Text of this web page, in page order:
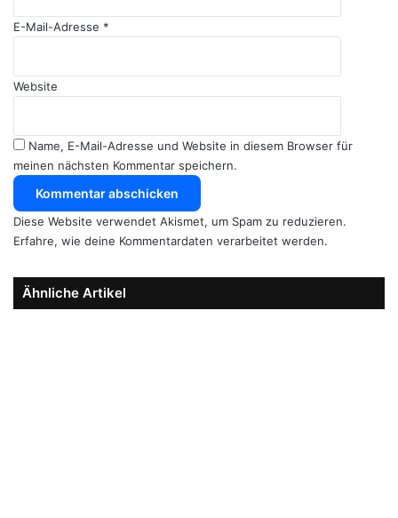
E-Mail-Adresse *
Website
Name, E-Mail-Adresse und Website in diesem Browser für
meinen nächsten Kommentar speichern.
Diese Website verwendet Akismet, um Spam zu reduzieren.
Erfahre, wie deine Kommentardaten verarbeitet werden.
Ähnliche Artikel